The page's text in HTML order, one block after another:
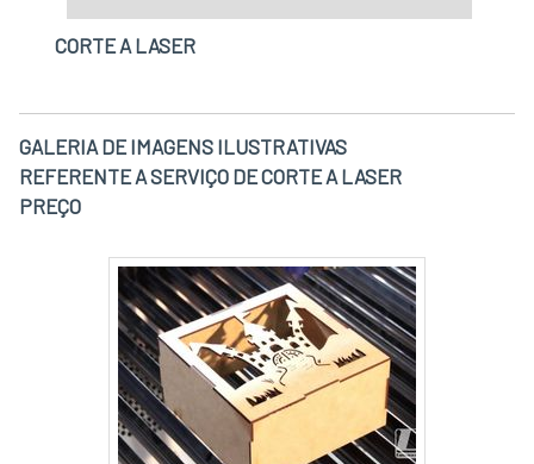
CORTE A LASER
GALERIA DE IMAGENS ILUSTRATIVAS
REFERENTE A SERVIÇO DE CORTE A LASER
PREÇO